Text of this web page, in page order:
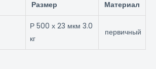
Размер Материал
Р 500 х 23 мкм 3.0
кг
первичный